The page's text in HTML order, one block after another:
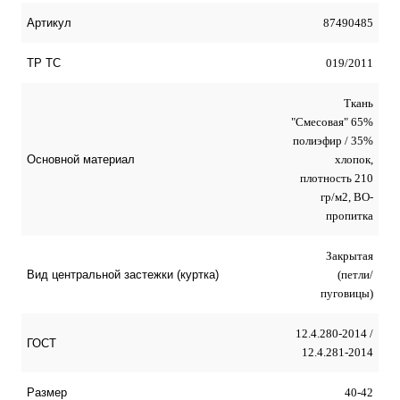
Артикул 87490485
ТР ТС 019/2011
Основной материал
Ткань
"Смесовая" 65%
полиэфир / 35%
хлопок,
плотность 210
гр/м2, ВО-
пропитка
Вид центральной застежки (куртка)
Закрытая
(петли/
пуговицы)
ГОСТ
12.4.280-2014 /
12.4.281-2014
Размер 40-42